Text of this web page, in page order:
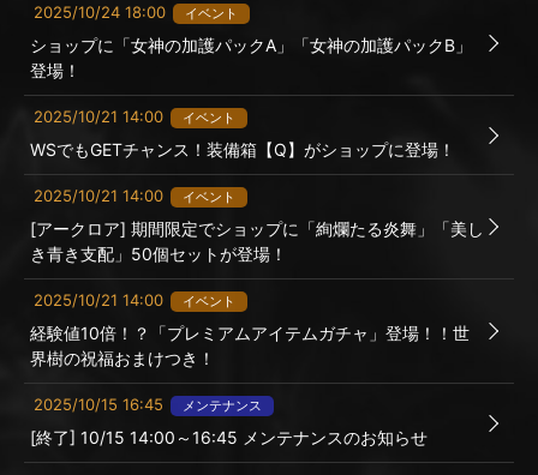
2025/10/24 18:00 イベント
ショップに「女神の加護パックA」「女神の加護パックB」
登場！
2025/10/21 14:00 イベント
WSでもGETチャンス！装備箱【Q】がショップに登場！
2025/10/21 14:00 イベント
[アークロア] 期間限定でショップに「絢爛たる炎舞」「美し
き青き支配」50個セットが登場！
2025/10/21 14:00 イベント
経験値10倍！？「プレミアムアイテムガチャ」登場！！世
界樹の祝福おまけつき！
2025/10/15 16:45 メンテナンス
[終了] 10/15 14:00～16:45 メンテナンスのお知らせ